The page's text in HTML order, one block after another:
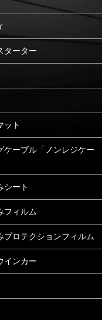
ターター
ット
ケーブル「ノンレジケー
シート
フィルム
プロテクションフィルム
インカー